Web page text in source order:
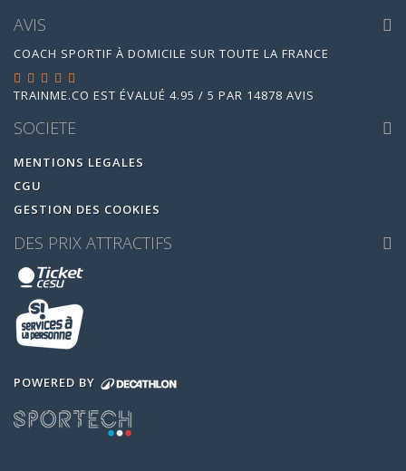
AVIS
COACH SPORTIF À DOMICILE SUR TOUTE LA FRANCE
TRAINME.CO EST ÉVALUÉ 4.95 / 5 PAR 14878 AVIS
SOCIETE
MENTIONS LEGALES
CGU
GESTION DES COOKIES
DES PRIX ATTRACTIFS
POWERED BY